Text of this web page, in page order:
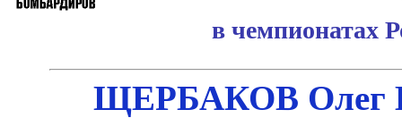
в чемпионатах
ЩЕРБАКОВ Олег